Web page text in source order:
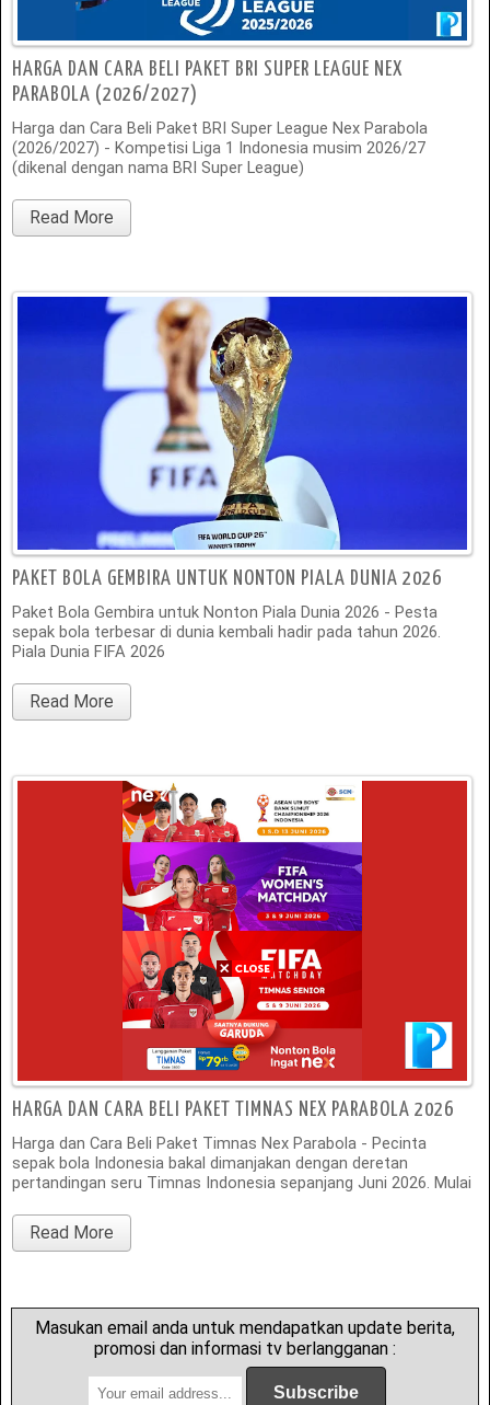
HARGA DAN CARA BELI PAKET BRI SUPER LEAGUE NEX
PARABOLA (2026/2027)
Harga dan Cara Beli Paket BRI Super League Nex Parabola
(2026/2027) - Kompetisi Liga 1 Indonesia musim 2026/27
(dikenal dengan nama BRI Super League)
Read More
PAKET BOLA GEMBIRA UNTUK NONTON PIALA DUNIA 2026
Paket Bola Gembira untuk Nonton Piala Dunia 2026 - Pesta
sepak bola terbesar di dunia kembali hadir pada tahun 2026.
Piala Dunia FIFA 2026
Read More
HARGA DAN CARA BELI PAKET TIMNAS NEX PARABOLA 2026
Harga dan Cara Beli Paket Timnas Nex Parabola - Pecinta
sepak bola Indonesia bakal dimanjakan dengan deretan
pertandingan seru Timnas Indonesia sepanjang Juni 2026. Mulai
Read More
Masukan email anda untuk mendapatkan update berita,
promosi dan informasi tv berlangganan :